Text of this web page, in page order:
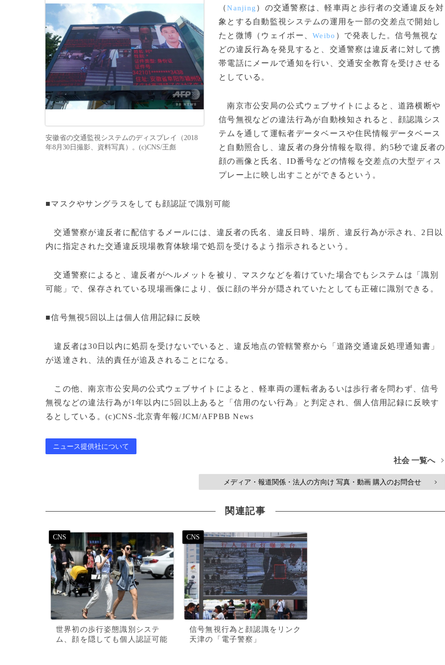
安徽省の交通監視システムのディスプレイ（2018
年8月30日撮影、資料写真）。(c)CNS/王彪
（Nanjing ）の交通警察は、軽車両と歩行者の交通違反を対
象とする自動監視システムの運用を一部の交差点で開始し
たと微博（ウェイボー、Weibo ）で発表した。信号無視な
どの違反行為を発見すると、交通警察は違反者に対して携
帯電話にメールで通知を行い、交通安全教育を受けさせる
としている。
南京市公安局の公式ウェブサイトによると、道路横断や
信号無視などの違法行為が自動検知されると、顔認識シス
テムを通して運転者データベースや住民情報データベース
と自動照合し、違反者の身分情報を取得。約5秒で違反者の
顔の画像と氏名、ID番号などの情報を交差点の大型ディス
プレー上に映し出すことができるという。
■マスクやサングラスをしても顔認証で識別可能
交通警察が違反者に配信するメールには、違反者の氏名、違反日時、場所、違反行為が示され、2日以
内に指定された交通違反現場教育体験場で処罰を受けるよう指示されるという。
交通警察によると、違反者がヘルメットを被り、マスクなどを着けていた場合でもシステムは「識別
可能」で、保存されている現場画像により、仮に顔の半分が隠されていたとしても正確に識別できる。
■信号無視5回以上は個人信用記録に反映
違反者は30日以内に処罰を受けないでいると、違反地点の管轄警察から「道路交通違反処理通知書」
が送達され、法的責任が追及されることになる。
この他、南京市公安局の公式ウェブサイトによると、軽車両の運転者あるいは歩行者を問わず、信号
無視などの違法行為が1年以内に5回以上あると「信用のない行為」と判定され、個人信用記録に反映す
るとしている。(c)CNS-北京青年報/JCM/AFPBB News
ニュース提供社について
社会 一覧へ >
メディア・報道関係・法人の方向け 写真・動画 購入のお問合せ >
関連記事
世界初の歩行姿態識別システ
ム、顔を隠しても個人認証可能
信号無視行為と顔認識をリンク
天津の「電子警察」